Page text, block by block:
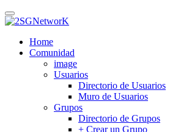
Skip
to
contentHome
Comunidad
image
Usuarios
Directorio de Usuarios
Muro de Usuarios
Grupos
Directorio de Grupos
+ Crear un Grupo